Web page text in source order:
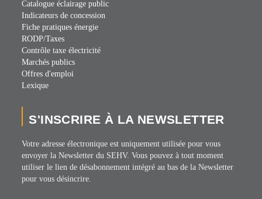
Catalogue éclairage public
Indicateurs de concession
Fiche pratiques énergie
RODP/Taxes
Contrôle taxe électricité
Marchés publics
Offres d'emploi
Lexique
S'INSCRIRE À LA NEWSLETTER
Votre adresse électronique est uniquement utilisée pour vous
envoyer la Newsletter du SEHV. Vous pouvez à tout moment
utiliser le lien de désabonnement intégré au bas de la Newsletter
pour vous désincrire.